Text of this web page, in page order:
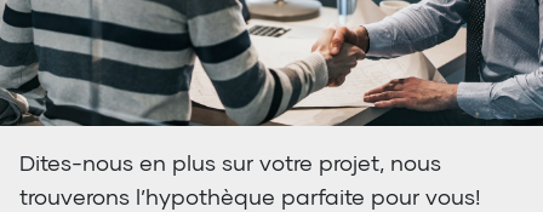
Dites-nous en plus sur votre projet, nous
trouverons l’hypothèque parfaite pour vous!